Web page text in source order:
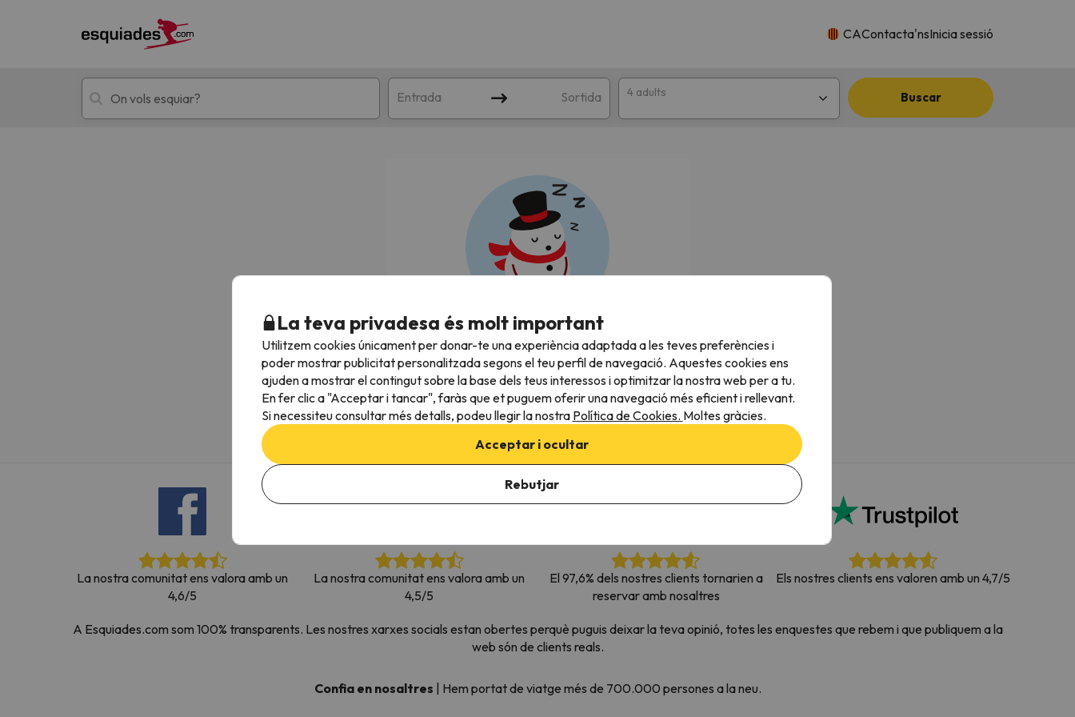
CAContacta'nsInicia sessió
Entrada Sortida 4 adults Buscar
Vaja! Sembla que el nostre cercador ha perdut el nord. Quan trobi la seva brúixola torna.
Estem buscant les millors ofertes!
La nostra comunitat ens valora amb un
4,6/5
La nostra comunitat ens valora amb un
4,5/5
El 97,6% dels nostres clients tornarien a
reservar amb nosaltres
Els nostres clients ens valoren amb un 4,7/5
A Esquiades.com som 100% transparents. Les nostres xarxes socials estan obertes perquè puguis deixar la teva opinió, totes les enquestes que rebem i que publiquem a la
web són de clients reals.
Confia en nosaltres Hem portat de viatge més de 700.000 persones a la neu.
La teva privadesa és molt important
Utilitzem cookies únicament per donar-te una experiència adaptada a les teves preferències i
poder mostrar publicitat personalitzada segons el teu perfil de navegació. Aquestes cookies ens
ajuden a mostrar el contingut sobre la base dels teus interessos i optimitzar la nostra web per a tu.
En fer clic a "Acceptar i tancar", faràs que et puguem oferir una navegació més eficient i rellevant.
Si necessiteu consultar més detalls, podeu llegir la nostra Política de Cookies. Moltes gràcies.
Acceptar i ocultar
Rebutjar